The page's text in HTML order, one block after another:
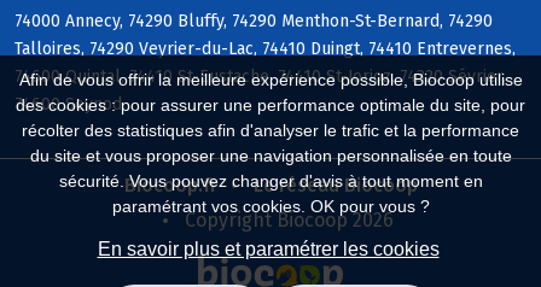
Afin de vous offrir la meilleure expérience possible, Biocoop utilise
des cookies : pour assurer une performance optimale du site, pour
récolter des statistiques afin d'analyser le trafic et la performance
du site et vous proposer une navigation personnalisée en toute
sécurité. Vous pouvez changer d'avis à tout moment en
paramétrant vos cookies. OK pour vous ?
En savoir plus et paramétrer les cookies
74000 Annecy, 74290 Bluffy, 74290 Menthon-St-Bernard, 74290
Talloires, 74290 Veyrier-du-Lac, 74410 Duingt, 74410 Entrevernes,
74600 Quintal, 74410 St-Eustache, 74410 St-Jorioz, 74320 Sévrier,
74600 Seynod
Biocoop.fr
Le réseau Biocoop
Copyright Biocoop 2026